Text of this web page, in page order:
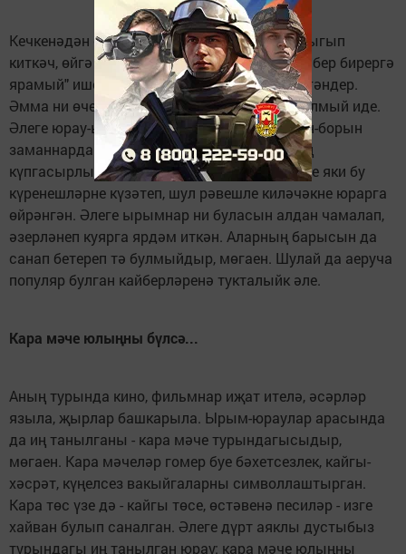
Кечкенәдән сезгә "пычактан ашама", "бер чыгып
киткәч, өйгә кире кермә", "бусага аркылы әйбер бирергә
ярамый" ише кисәтүләр ишетергә туры килгәндер.
Әмма ни өчен ярамаганын беркем аңлата алмый иде.
Әлеге юрау-ырымнарның барысы да борын-борын
заманнардан ук килә. Кешелек дөньясының
күпгасырлык тарихы дәвамында халык теге яки бу
күренешләрне күзәтеп, шул рәвешле киләчәкне юрарга
өйрәнгән. Әлеге ырымнар ни буласын алдан чамалап,
әзерләнеп куярга ярдәм иткән. Аларның барысын да
санап бетереп тә булмыйдыр, мөгаен. Шулай да аеруча
популяр булган кайберләренә тукталыйк әле.
Кара мәче юлыңны бүлсә...
Аның турында кино, фильмнар иҗат ителә, әсәрләр
языла, җырлар башкарыла. Ырым-юраулар арасында
да иң танылганы - кара мәче турындагысыдыр,
мөгаен. Кара мәчеләр гомер буе бәхетсезлек, кайгы-
хәсрәт, күңелсез вакыйгаларны символлаштырган.
Кара төс үзе дә - кайгы төсе, өстәвенә песиләр - изге
хайван булып саналган. Әлеге дүрт аяклы дустыбыз
турындагы иң танылган юрау: кара мәче юлыңны